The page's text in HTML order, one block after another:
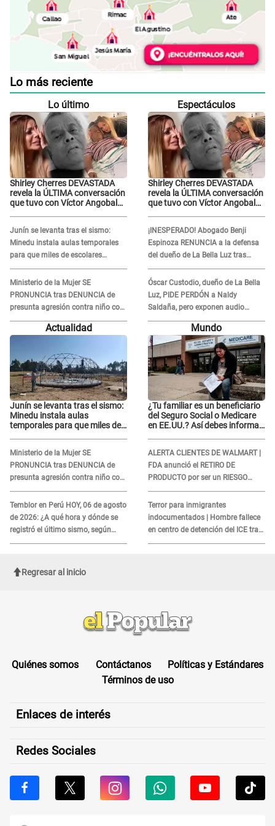
Lo más reciente
Lo último
Shirley Cherres DEVASTADA
revela la ÚLTIMA conversación
que tuvo con Víctor Angobaldo
Junín se levanta tras el sismo:
Minedu instala aulas temporales
para que miles de escolares
vuelvan a clases
Ministerio de la Mujer SE
PRONUNCIA tras DENUNCIA de
presunta agresión contra niño con
autismo en Surco
Espectáculos
Shirley Cherres DEVASTADA
revela la ÚLTIMA conversación
que tuvo con Víctor Angobaldo
¡INESPERADO! Abogado Benji
Espinoza RENUNCIA a la defensa
del dueño de La Bella Luz tras
difusión de POLÉMICO audio:
"Nada que defender"
Óscar Custodio, dueño de La Bella
Luz, PIDE PERDÓN a Naldy
Saldaña, pero exponen audio
donde le reclama por VIDEOS: "No
hay necesidad de grabar"
Actualidad
Junín se levanta tras el sismo:
Minedu instala aulas
temporales para que miles de
Ministerio de la Mujer SE
PRONUNCIA tras DENUNCIA de
presunta agresión contra niño con
autismo en Surco
Temblor en Perú HOY, 06 de agosto
de 2026: ¿A qué hora y dónde se
registró el último sismo, según
IGP?
Mundo
¿Tu familiar es un beneficiario
del Seguro Social o Medicare
en EE.UU.? Así debes informar
ALERTA CLIENTES DE WALMART |
FDA anunció el RETIRO DE
PRODUCTO por ser un RIESGO
MORTAL para consumidores: ¿Cuál
es?
Terror para inmigrantes
indocumentados | Hombre fallece
en centro de detención del ICE tras
sufrir una "emergencia médica"
Regresar al inicio
Quiénes somos Contáctanos
Políticas y Estándares
Términos de uso
Enlaces de interés
Redes Sociales